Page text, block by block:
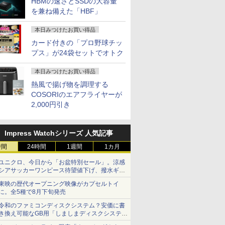
を兼ね備えた「HBF」
本日みつけたお買い得品
カード付きの「プロ野球チッ
プス」が24袋セットでオトク
本日みつけたお買い得品
熱風で揚げ物を調理する
COSORIのエアフライヤーが
2,000円引き
Impress Watchシリーズ 人気記事
24時間 1週間 1カ月
ニクロ、今日から「お盆特別セール」。涼感
アサッカーワンピース待望値下げ、撥水ギア
ョーツは1990円に
映の歴代オープニング映像がカプセルトイ
。全5種で8月下旬発売
和のファミコンディスクシステム？安価に書
換え可能なGB用「しましまディスクシステ
」